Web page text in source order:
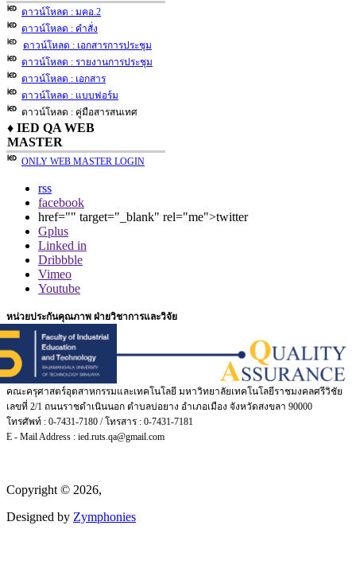
ดาวน์โหลด : มคอ.2
ดาวน์โหลด : คำสั่ง
ดาวน์โหลด : เอกสารการประชุม
ดาวน์โหลด : รายงานการประชุม
ดาวน์โหลด : เอกสาร
ดาวน์โหลด : แบบฟอร์ม
ดาวน์โหลด : คู่มือสารสนเทศ
♦ IED QA WEB
MASTER
ONLY WEB MASTER LOGIN
rss
facebook
href="" target="_blank" rel="me">twitter
Gplus
Linked in
Dribbble
Vimeo
Youtube
หน่วยประกันคุณภาพ ฝ่ายวิชาการและวิจัย
คณะครุศาสตร์อุตสาหกรรมและเทคโนโลยี มหาวิทยาลัยเทคโนโลยีราชมงคลศรีวิชัย
เลขที่ 2/1 ถนนราชดำเนินนอก ตำบลบ่อยาง อำเภอเมือง จังหวัดสงขลา 90000
โทรศัพท์ : 0-7431-7180 / โทรสาร : 0-7431-7181
E - Mail Address : ied.ruts.qa@gmail.com
Copyright © 2026,
Designed by Zymphonies